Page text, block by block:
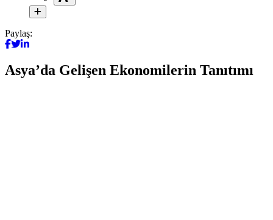
Paylaş:
Asya’da Gelişen Ekonomilerin Tanıtımı